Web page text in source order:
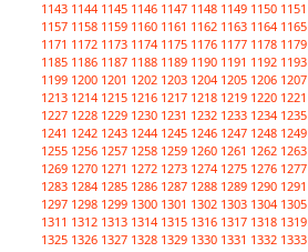
1143 1144 1145 1146 1147 1148 1149 1150 1151
1157 1158 1159 1160 1161 1162 1163 1164 1165
1171 1172 1173 1174 1175 1176 1177 1178 1179
1185 1186 1187 1188 1189 1190 1191 1192 1193
1199 1200 1201 1202 1203 1204 1205 1206 1207
1213 1214 1215 1216 1217 1218 1219 1220 1221
1227 1228 1229 1230 1231 1232 1233 1234 1235
1241 1242 1243 1244 1245 1246 1247 1248 1249
1255 1256 1257 1258 1259 1260 1261 1262 1263
1269 1270 1271 1272 1273 1274 1275 1276 1277
1283 1284 1285 1286 1287 1288 1289 1290 1291
1297 1298 1299 1300 1301 1302 1303 1304 1305
1311 1312 1313 1314 1315 1316 1317 1318 1319
1325 1326 1327 1328 1329 1330 1331 1332 1333